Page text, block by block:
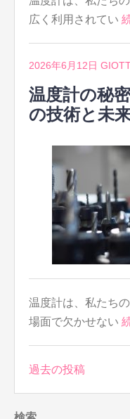
広く利用されてい
2026年6月12日
温度計の秘
の技術と未
温度計は、私たち
場面で欠かせない
投
過去の投稿